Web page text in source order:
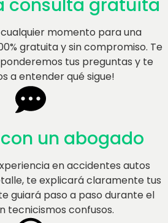
consulta gratuita
momento para una
gratuita y sin compromiso. Te
tus preguntas y te
a entender qué sigue!
un abogado​
en accidentes autos
te explicará claramente tus
guiará paso a paso durante el
tecnicismos confusos.